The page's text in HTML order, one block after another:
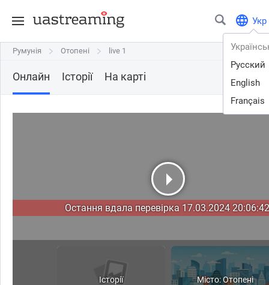
Укр
Русский
English
Français
Румунія Отопені live 1
Румунія Отопені live 1
Онлайн Історії На карті
Остання вдала перевірка 17.03.2024
Історії Місто: Отопені